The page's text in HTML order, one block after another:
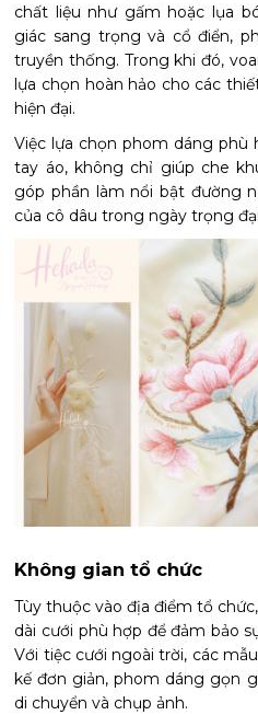
chất liệu như gấm hoặc lụa
giác sang trọng và cổ điển,
truyền thống. Trong khi đó,
lựa chọn hoàn hảo cho các
hiện đại.
Việc lựa chọn phom dáng phù
tay áo, không chỉ giúp che
góp phần làm nổi bật đường
của cô dâu trong ngày trọng
Không gian tổ chức
Tùy thuộc vào địa điểm tổ
dài cưới phù hợp để đảm bảo
Với tiệc cưới ngoài trời, các
kế đơn giản, phom dáng gọn
di chuyển và chụp ảnh.